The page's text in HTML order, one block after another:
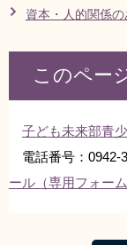
資本・人的関係
このペー
子ども未来部青
電話番号：0942-
ール（専用フォー